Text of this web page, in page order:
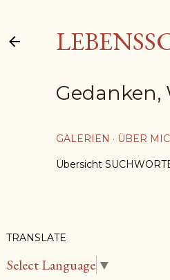
Gedanken,
GALERIEN ÜBER
Übersicht
TRANSLATE
Select Language ▼